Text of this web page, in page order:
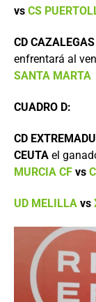
vs CS
CD
enfrentará al
SANTA MARTA
CUADRO D:
CD
CEUTA el
MURCIA CF vs
UD MELILLA vs